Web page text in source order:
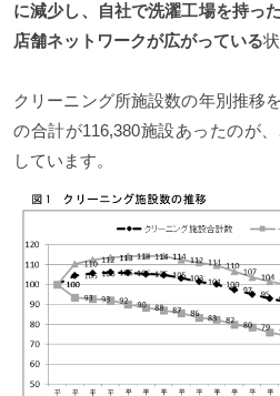
に減少し、自社で洗濯工場を持っ
店舗ネットワークが広がっている
クリーニング所施設数の年別推移
の合計が116,380施設あったのが
しています。